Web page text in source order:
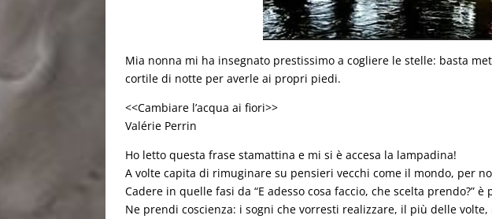
Mia nonna mi ha insegnato prestissimo a cogliere le stelle: basta
cortile di notte per averle ai propri piedi.
<<Cambiare l’acqua ai fiori>>
Valérie Perrin
Ho letto questa frase stamattina e mi si è accesa la lampadina!
A volte capita di rimuginare su pensieri vecchi come il mondo, per
Cadere in quelle fasi da “E adesso cosa faccio, che scelta prendo?”
Ne prendi coscienza: i sogni che vorresti realizzare, il più delle